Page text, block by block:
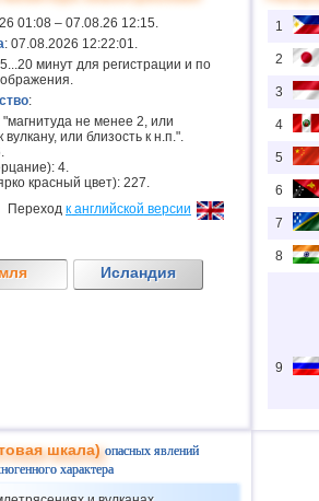
01:08 – 07.08.26 12:15.
: 07.08.2026 12:22:01.
минут для регистрации и по
:
"магнитуда не менее 2, или
вулкану, или близость к н.п.".
4.
красный цвет): 227.
Переход к английской версии
Исландия
1
2
3
4
5
6
7
8
9
шкала)опасных явлений
характера